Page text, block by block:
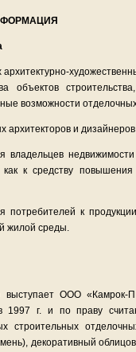
объектов
возможности
архитекторов и
владельцев
к средству повышения
потребителей к
жилой среды.
выступает ООО
1997 г. и по праву
строительных
декоративный